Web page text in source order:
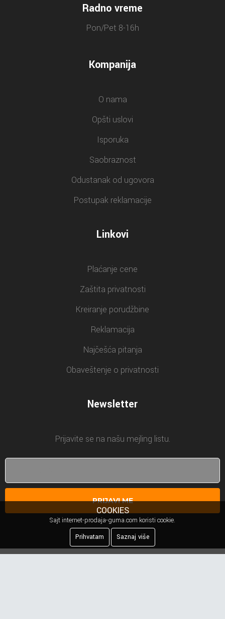
Radno vreme
Pon/Pet 8-16h
Kompanija
O nama
Opšti uslovi
Isporuka
Saobraznost
Odustanak od ugovora
Postupak reklamacije
Linkovi
Plaćanje cene
Zaštita privatnosti
Kreiranje porudžbine
Reklamacija
Najčešća pitanja
Obaveštenje o privatnosti
Newsletter
Prijavite se na našu mejling listu.
PRIJAVI ME
COOKIES
Sajt internet-prodaja-guma.com koristi cookie.
Prihvatam
Saznaj više